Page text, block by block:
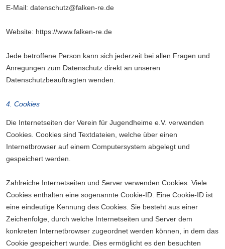
E-Mail: datenschutz@falken-re.de
Website: https://www.falken-re.de
Jede betroffene Person kann sich jederzeit bei allen Fragen und
Anregungen zum Datenschutz direkt an unseren
Datenschutzbeauftragten wenden.
4. Cookies
Die Internetseiten der Verein für Jugendheime e.V. verwenden
Cookies. Cookies sind Textdateien, welche über einen
Internetbrowser auf einem Computersystem abgelegt und
gespeichert werden.
Zahlreiche Internetseiten und Server verwenden Cookies. Viele
Cookies enthalten eine sogenannte Cookie-ID. Eine Cookie-ID ist
eine eindeutige Kennung des Cookies. Sie besteht aus einer
Zeichenfolge, durch welche Internetseiten und Server dem
konkreten Internetbrowser zugeordnet werden können, in dem das
Cookie gespeichert wurde. Dies ermöglicht es den besuchten